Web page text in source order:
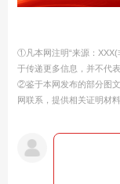
①凡本网注明“来源：XXX(
于传递更多信息，并不代
②鉴于本网发布的部分图
网联系，提供相关证明材